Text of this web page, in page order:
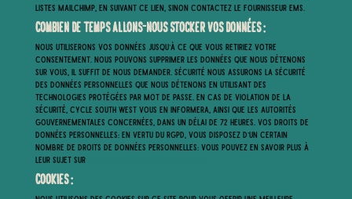
listes MailChimp, en suivant ce lien, sinon contactez le fournisseur EMS.
Combien de temps allons-nous stocker vos données :
Nous utiliserons vos données jusqu’à ce que vous retiriez votre
consentement. Nous pouvons supprimer les données que nous détenons
sur vous, il suffit de nous demander. Sécurité Nous assurons la sécurité
des données personnelles que nous détenons en utilisant des
technologies protégées par mot de passe. En cas de violation de la
sécurité, Cycle South West vous en informera, ainsi que les autorités
gouvernementales concernées, dans un délai de 72 heures. Vos droits de
données personnelles: En vertu du RGPD, vous disposez d’un certain
nombre de droits de données personnelles: vous pouvez en savoir plus à
leur sujet sur
Cookies :